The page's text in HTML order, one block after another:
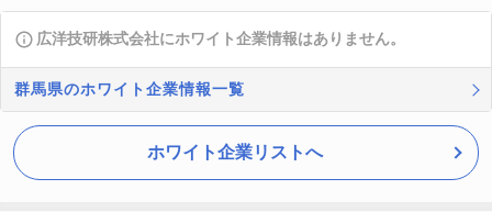
広洋技研株式会社にホワイト企業情報はありません。
群馬県のホワイト企業情報一覧
ホワイト企業リストへ